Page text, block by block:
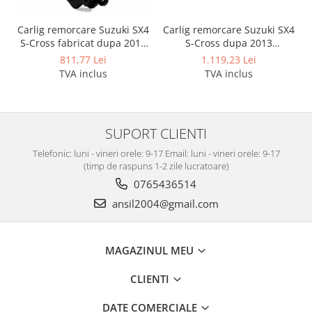
Carlig remorcare Suzuki SX4
S-Cross fabricat dupa 2013
marca Autohak
811,77 Lei
TVA inclus
Carlig remorcare Suzuki SX4
S-Cross dupa 2013
demontabil automat cu
maneta marca Autohak
1.119,23 Lei
TVA inclus
SUPORT CLIENTI
Telefonic: luni - vineri orele: 9-17 Email: luni - vineri orele: 9-17
(timp de raspuns 1-2 zile lucratoare)
0765436514
ansil2004@gmail.com
MAGAZINUL MEU
CLIENTI
DATE COMERCIALE